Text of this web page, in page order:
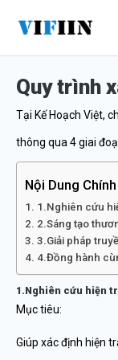
nội
dungQuy trình
Tại Kế Hoạch Việt,
thông qua 4 giai
Nội Dung Chính
1.Nghiên cứu
2.Sáng tạo
3.Giải pháp
4.Đồng hành
1.Nghiên cứu hiện
Mục tiêu:
Giúp xác định hiện